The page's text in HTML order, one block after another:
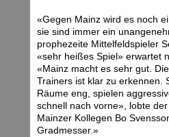
«Gegen Mainz wird es noch
sie sind immer ein
prophezeite Mittelfeldspieler
«sehr heißes Spiel» erwartet
«Mainz macht es sehr gut.
Trainers ist klar zu erkennen.
Räume eng, spielen
schnell nach vorne», lobte
Mainzer Kollegen Bo
Gradmesser.»